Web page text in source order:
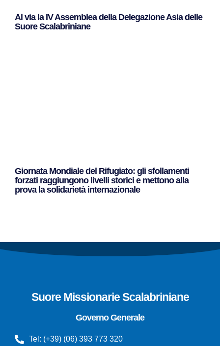
Al via la IV Assemblea della Delegazione Asia delle
Suore Scalabriniane
Giornata Mondiale del Rifugiato: gli sfollamenti
forzati raggiungono livelli storici e mettono alla
prova la solidarietà internazionale
Suore Missionarie Scalabriniane
Governo Generale
Tel: (+39) (06) 393 773 320